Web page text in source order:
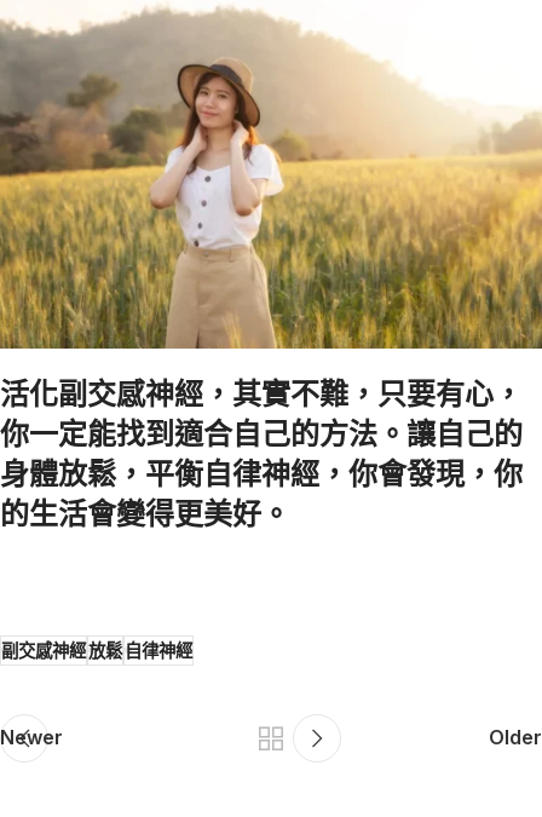
活化副交感神經，其實不難，只要有心，
你一定能找到適合自己的方法。讓自己的
身體放鬆，平衡自律神經，你會發現，你
的生活會變得更美好。
副交感神經放鬆自律神經
Newer Older